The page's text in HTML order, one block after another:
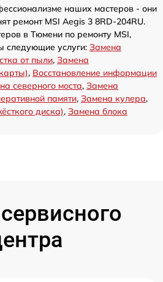
наших мастеров - они
ремонт MSI Aegis 3 8RD-204RU.
в Тюмени по ремонту MSI,
следующие услуги: Замена
от пыли, Замена
, Восстановление информации
северного моста, Замена
памяти, Замена кулера,
диска), Замена блока